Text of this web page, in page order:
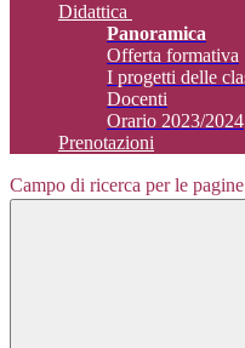
Didattica
Panoramica
Offerta formativa
I progetti delle
Docenti
Orario 2023/2024
Prenotazioni
Campo di ricerca per le